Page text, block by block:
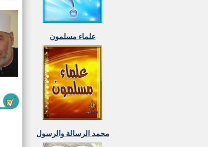
علماء مسلمون
محمد الرسالة والرسول